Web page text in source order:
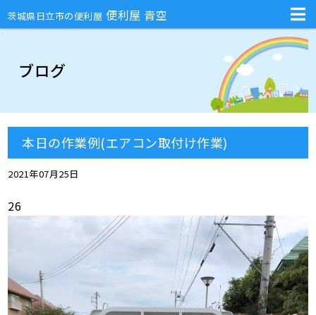
茨城県日立市の便利屋 便利屋 青空
不用品回収・部屋の片付け・庭のお手入れ・ハチの巣駆除・引越し
ブログ
本日の作業例(エアコン取付け作業)
2021年07月25日
26